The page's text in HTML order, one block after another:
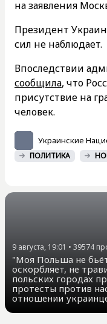
на заявления
Президент
сил не наблюдает.
Впоследствии
сообщила, что
присутствие на
человек.
Украинские
ПОЛИТИКА
9 августа, 19:01 • 39574
"Моя Польша не
оскорбляет, не
польских городах
протесты против
отношении